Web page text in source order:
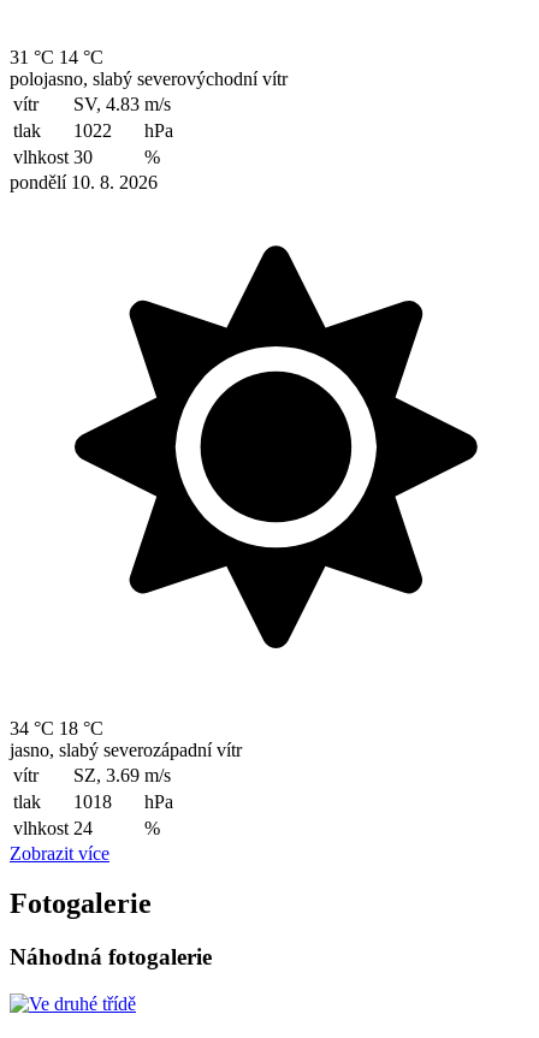
31 °C 14 °C
polojasno, slabý severovýchodní vítr
vítr
SV, 4.83 m/s
tlak
1022
hPa
vlhkost 30
%
pondělí 10. 8. 2026
34 °C 18 °C
jasno, slabý severozápadní vítr
vítr
SZ, 3.69 m/s
tlak
1018
hPa
vlhkost 24
%
Zobrazit více
Fotogalerie
Náhodná fotogalerie